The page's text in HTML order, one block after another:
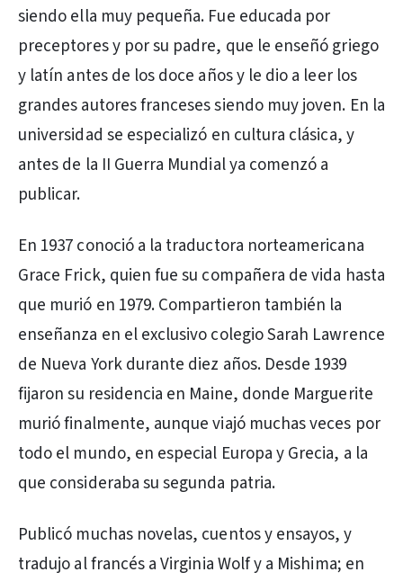
siendo ella muy pequeña. Fue educada por
preceptores y por su padre, que le enseñó griego
y latín antes de los doce años y le dio a leer los
grandes autores franceses siendo muy joven. En la
universidad se especializó en cultura clásica, y
antes de la II Guerra Mundial ya comenzó a
publicar.
En 1937 conoció a la traductora norteamericana
Grace Frick, quien fue su compañera de vida hasta
que murió en 1979. Compartieron también la
enseñanza en el exclusivo colegio Sarah Lawrence
de Nueva York durante diez años. Desde 1939
fijaron su residencia en Maine, donde Marguerite
murió finalmente, aunque viajó muchas veces por
todo el mundo, en especial Europa y Grecia, a la
que consideraba su segunda patria.
Publicó muchas novelas, cuentos y ensayos, y
tradujo al francés a Virginia Wolf y a Mishima; en